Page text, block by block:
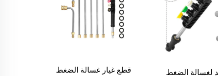
لغسالة الضغط
قطع غيار غسالة الضغط